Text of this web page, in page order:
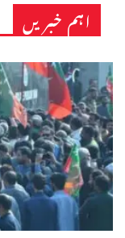
اہم خبریں